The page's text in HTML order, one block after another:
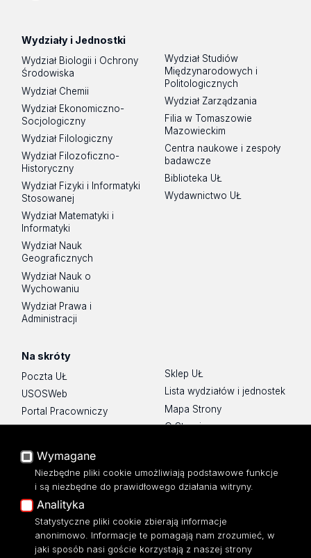
Wydziały i Jednostki
Wydział Biologii i Ochrony
Środowiska
Wydział Chemii
Wydział Ekonomiczno-
Socjologiczny
Wydział Filologiczny
Wydział Filozoficzno-
Historyczny
Wydział Fizyki i Informatyki
Stosowanej
Wydział Matematyki i
Informatyki
Wydział Nauk
Geograficznych
Wydział Nauk o
Wychowaniu
Wydział Prawa i
Administracji
Wydział Studiów
Międzynarodowych i
Politologicznych
Wydział Zarządzania
Filia w Tomaszowie
Mazowieckim
Centra naukowe i zespoły
badawcze
Biblioteka UŁ
Wydawnictwo UŁ
Na skróty
Poczta UŁ
USOSWeb
Portal Pracowniczy
Baza Aktów Własnych
Moodle
Eksperci UŁ
Polityka Prywatności
Dostępność
Sklep UŁ
Lista wydziałów i jednostek
Mapa Strony
O Stronie
Wymagane
Niezbędne pliki cookie umożliwiają podstawowe funkcje
i są niezbędne do prawidłowego działania witryny.
Analityka
Statystyczne pliki cookie zbierają informacje
anonimowo. Informacje te pomagają nam zrozumieć, w
jaki sposób nasi goście korzystają z naszej strony